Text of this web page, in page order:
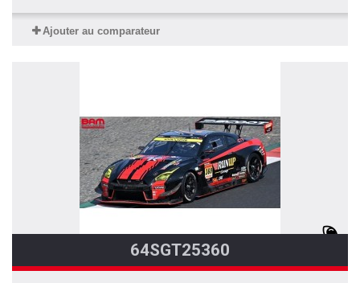
Ajouter au comparateur
64SGT25360